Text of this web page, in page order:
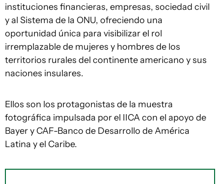
instituciones financieras, empresas, sociedad civil
y al Sistema de la ONU, ofreciendo una
oportunidad única para visibilizar el rol
irremplazable de mujeres y hombres de los
territorios rurales del continente americano y sus
naciones insulares.
Ellos son los protagonistas de la muestra
fotográfica impulsada por el IICA con el apoyo de
Bayer y CAF-Banco de Desarrollo de América
Latina y el Caribe.